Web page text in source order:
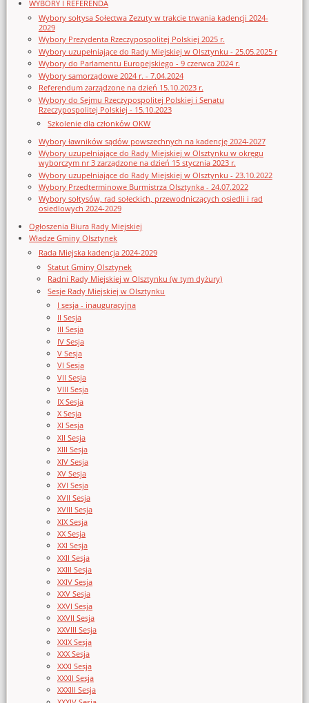
WYBORY I REFERENDA
Wybory sołtysa Sołectwa Zezuty w trakcie trwania kadencji 2024-
2029
Wybory Prezydenta Rzeczypospolitej Polskiej 2025 r.
Wybory uzupełniające do Rady Miejskiej w Olsztynku - 25.05.2025 r
Wybory do Parlamentu Europejskiego - 9 czerwca 2024 r.
Wybory samorządowe 2024 r. - 7.04.2024
Referendum zarządzone na dzień 15.10.2023 r.
Wybory do Sejmu Rzeczypospolitej Polskiej i Senatu
Rzeczypospolitej Polskiej - 15.10.2023
Szkolenie dla członków OKW
Wybory ławników sądów powszechnych na kadencję 2024-2027
Wybory uzupełniające do Rady Miejskiej w Olsztynku w okręgu
wyborczym nr 3 zarządzone na dzień 15 stycznia 2023 r.
Wybory uzupełniające do Rady Miejskiej w Olsztynku - 23.10.2022
Wybory Przedterminowe Burmistrza Olsztynka - 24.07.2022
Wybory sołtysów, rad sołeckich, przewodniczących osiedli i rad
osiedlowych 2024-2029
Ogłoszenia Biura Rady Miejskiej
Władze Gminy Olsztynek
Rada Miejska kadencja 2024-2029
Statut Gminy Olsztynek
Radni Rady Miejskiej w Olsztynku (w tym dyżury)
Sesje Rady Miejskiej w Olsztynku
I sesja - inauguracyjna
II Sesja
III Sesja
IV Sesja
V Sesja
VI Sesja
VII Sesja
VIII Sesja
IX Sesja
X Sesja
XI Sesja
XII Sesja
XIII Sesja
XIV Sesja
XV Sesja
XVI Sesja
XVII Sesja
XVIII Sesja
XIX Sesja
XX Sesja
XXI Sesja
XXII Sesja
XXIII Sesja
XXIV Sesja
XXV Sesja
XXVI Sesja
XXVII Sesja
XXVIII Sesja
XXIX Sesja
XXX Sesja
XXXI Sesja
XXXII Sesja
XXXIII Sesja